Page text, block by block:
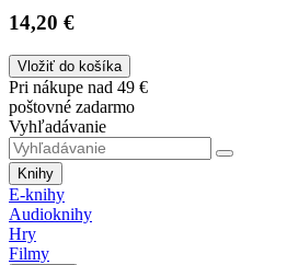
14,20 €
Vložiť do košíka
Pri nákupe nad 49 €
poštovné zadarmo
Vyhľadávanie
Knihy
E-knihy
Audioknihy
Hry
Filmy